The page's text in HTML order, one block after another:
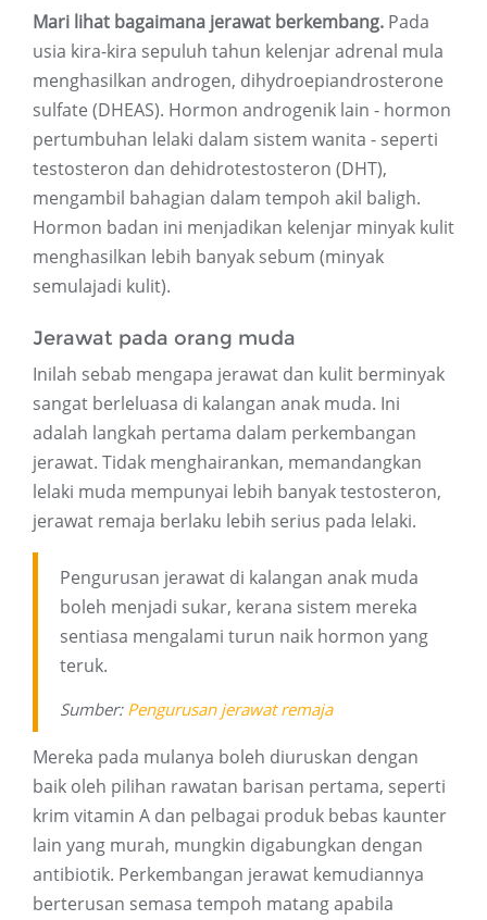
Mari lihat bagaimana jerawat berkembang. Pada
usia kira-kira sepuluh tahun kelenjar adrenal mula
menghasilkan androgen, dihydroepiandrosterone
sulfate (DHEAS). Hormon androgenik lain - hormon
pertumbuhan lelaki dalam sistem wanita - seperti
testosteron dan dehidrotestosteron (DHT),
mengambil bahagian dalam tempoh akil baligh.
Hormon badan ini menjadikan kelenjar minyak kulit
menghasilkan lebih banyak sebum (minyak
semulajadi kulit).
Jerawat pada orang muda
Inilah sebab mengapa jerawat dan kulit berminyak
sangat berleluasa di kalangan anak muda. Ini
adalah langkah pertama dalam perkembangan
jerawat. Tidak menghairankan, memandangkan
lelaki muda mempunyai lebih banyak testosteron,
jerawat remaja berlaku lebih serius pada lelaki.
Pengurusan jerawat di kalangan anak muda
boleh menjadi sukar, kerana sistem mereka
sentiasa mengalami turun naik hormon yang
teruk.
Sumber: Pengurusan jerawat remaja
Mereka pada mulanya boleh diuruskan dengan
baik oleh pilihan rawatan barisan pertama, seperti
krim vitamin A dan pelbagai produk bebas kaunter
lain yang murah, mungkin digabungkan dengan
antibiotik. Perkembangan jerawat kemudiannya
berterusan semasa tempoh matang apabila